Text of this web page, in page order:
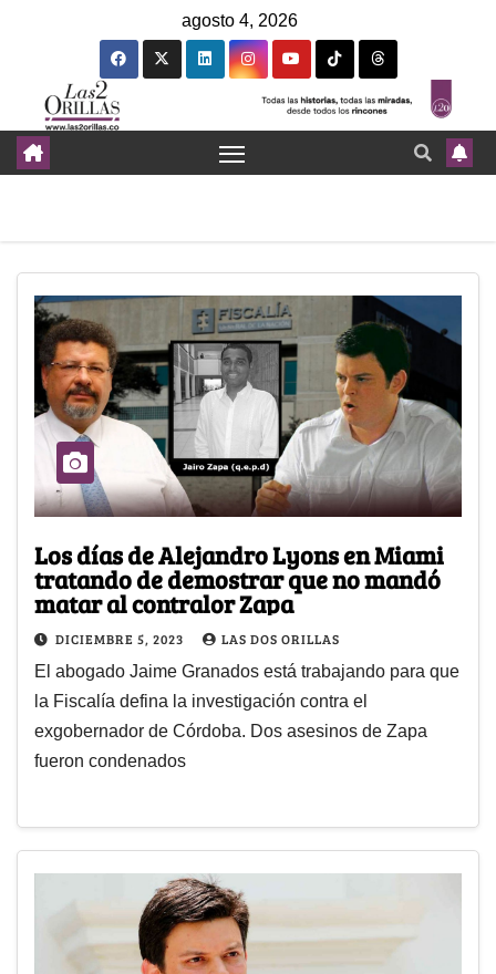
agosto 4, 2026
Los días de Alejandro Lyons en Miami
tratando de demostrar que no mandó
matar al contralor Zapa
DICIEMBRE 5, 2023 LAS DOS ORILLAS
El abogado Jaime Granados está trabajando para que
la Fiscalía defina la investigación contra el
exgobernador de Córdoba. Dos asesinos de Zapa
fueron condenados